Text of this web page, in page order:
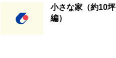
小さな家（約10坪
編）